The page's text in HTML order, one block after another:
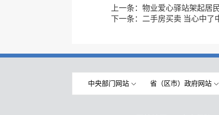
上一条： 物业爱心驿站架起居
下一条： 二手房买卖 当心中了
中央部门网站 省（区市）政府网站